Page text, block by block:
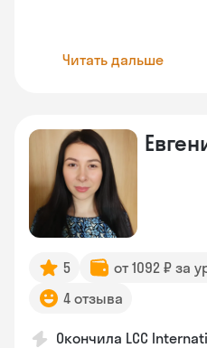
Читать дальше
5 от 1092 ₽ за
4 отзыва
Окончила LCC